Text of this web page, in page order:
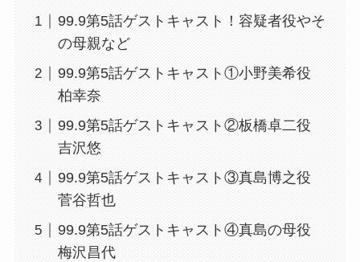
99.9第5話ゲストキャスト！容疑者役やそ
の母親など
99.9第5話ゲストキャスト①小野美希役
柏幸奈
99.9第5話ゲストキャスト②板橋卓二役
吉沢悠
99.9第5話ゲストキャスト③真島博之役
菅谷哲也
99.9第5話ゲストキャスト④真島の母役
梅沢昌代